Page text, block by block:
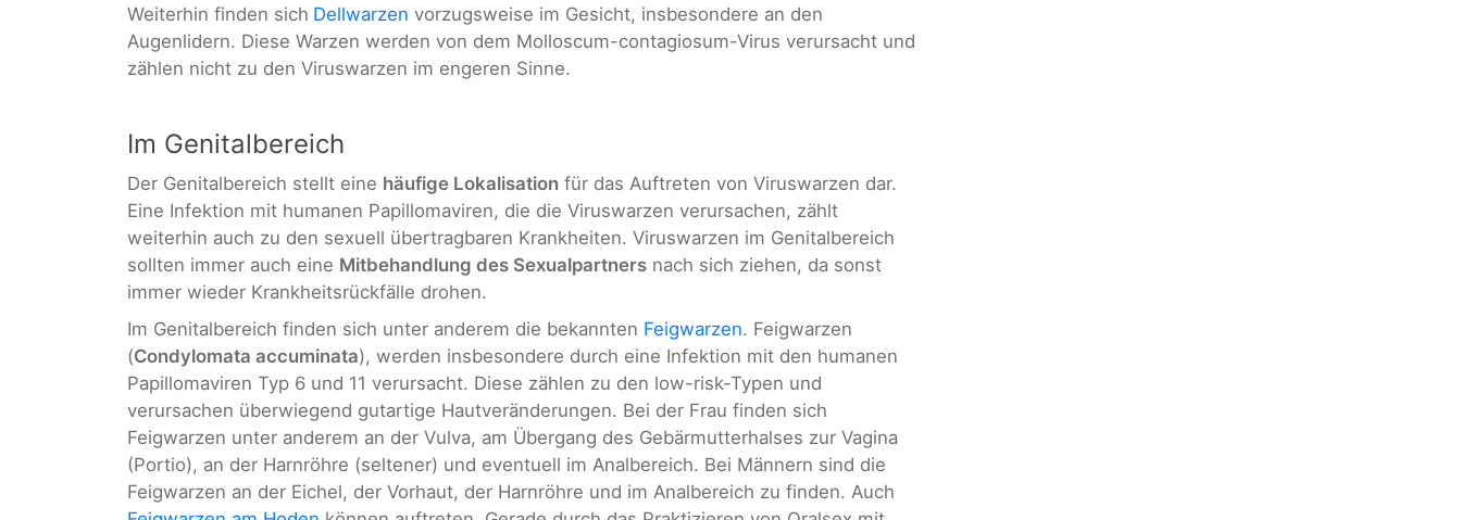
Weiterhin finden sich Dellwarzen vorzugsweise im Gesicht, insbesondere an den
Augenlidern. Diese Warzen werden von dem Molloscum-contagiosum-Virus verursacht und
zählen nicht zu den Viruswarzen im engeren Sinne.
Im Genitalbereich
Der Genitalbereich stellt eine häufige Lokalisation für das Auftreten von Viruswarzen dar.
Eine Infektion mit humanen Papillomaviren, die die Viruswarzen verursachen, zählt
weiterhin auch zu den sexuell übertragbaren Krankheiten. Viruswarzen im Genitalbereich
sollten immer auch eine Mitbehandlung des Sexualpartners nach sich ziehen, da sonst
immer wieder Krankheitsrückfälle drohen.
Im Genitalbereich finden sich unter anderem die bekannten Feigwarzen. Feigwarzen
(Condylomata accuminata), werden insbesondere durch eine Infektion mit den humanen
Papillomaviren Typ 6 und 11 verursacht. Diese zählen zu den low-risk-Typen und
verursachen überwiegend gutartige Hautveränderungen. Bei der Frau finden sich
Feigwarzen unter anderem an der Vulva, am Übergang des Gebärmutterhalses zur Vagina
(Portio), an der Harnröhre (seltener) und eventuell im Analbereich. Bei Männern sind die
Feigwarzen an der Eichel, der Vorhaut, der Harnröhre und im Analbereich zu finden. Auch